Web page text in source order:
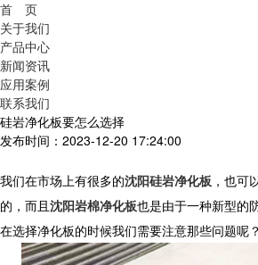
首 页
关于我们
产品中心
新闻资讯
应用案例
联系我们
硅岩净化板要怎么选择
发布时间：2023-12-20 17:24:00
我们在市场上有很多的沈阳硅岩净化板 ，也可
的，而且沈阳岩棉净化板也是由于一种新型的
在选择净化板的时候我们需要注意那些问题呢